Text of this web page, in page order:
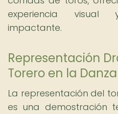
experiencia visual
impactante.
Representación
Torero en la Danza
La representación del
es una demostración